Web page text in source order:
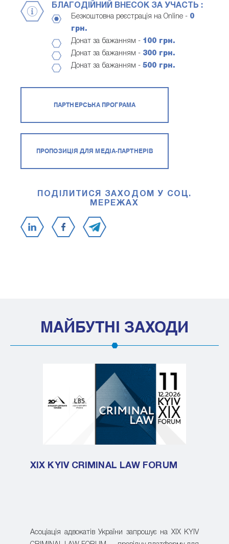
БЛАГОДІЙНИЙ ВНЕСОК ЗА УЧАСТЬ :
Безкоштовна реєстрація на Online - 0
грн.
Донат за бажанням - 100 грн.
Донат за бажанням - 300 грн.
Донат за бажанням - 500 грн.
ПАРТНЕРСЬКА ПРОГРАМА
ПРОПОЗИЦІЯ ДЛЯ МЕДІА-ПАРТНЕРІВ
ПОДІЛИТИСЯ ЗАХОДОМ У СОЦ.
МЕРЕЖАХ
МАЙБУТНІ ЗАХОДИ
XIX KYIV CRIMINAL LAW FORUM
Асоціація адвокатів України запрошує на XIX KYIV